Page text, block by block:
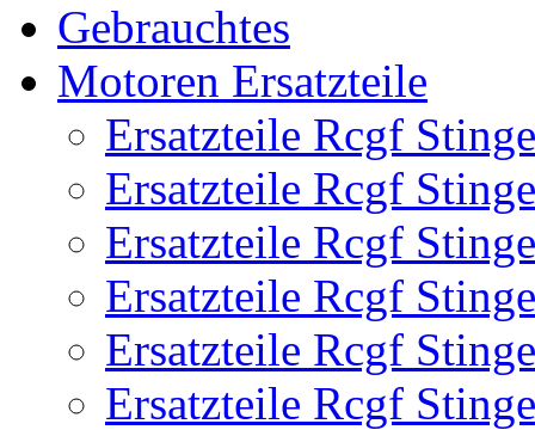
Gebrauchtes
Motoren Ersatzteile
Ersatzteile Rcgf
Ersatzteile Rcgf
Ersatzteile Rcgf
Ersatzteile Rcgf
Ersatzteile Rcgf
Ersatzteile Rcgf